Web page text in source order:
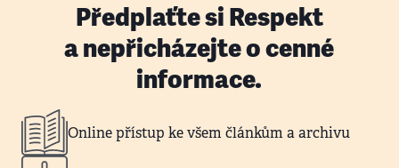
Předplaťte si Respekt
a nepřicházejte o cenné
informace.
Online přístup ke všem článkům a archivu